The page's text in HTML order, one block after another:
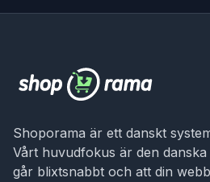
Shoporama är ett danskt
Vårt huvudfokus är den
går blixtsnabbt och att din